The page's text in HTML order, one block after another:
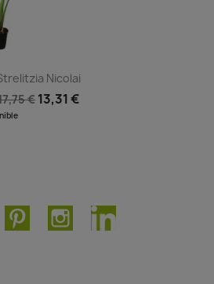
Nicolai
€ 13,31 €
PinterestInstagramLinkedIn